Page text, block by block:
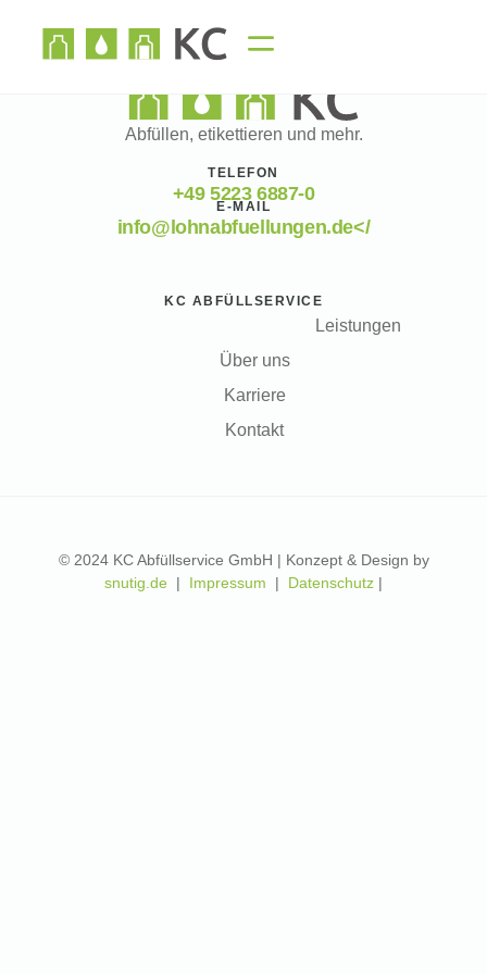
Abfüllen, etikettieren und mehr.
TELEFON
+49 5223 6887-0
E-MAIL
info@lohnabfuellungen.de</
KC ABFÜLLSERVICE
Leistungen
Über uns
Karriere
Kontakt
© 2024 KC Abfüllservice GmbH | Konzept & Design by
snutig.de | Impressum | Datenschutz |